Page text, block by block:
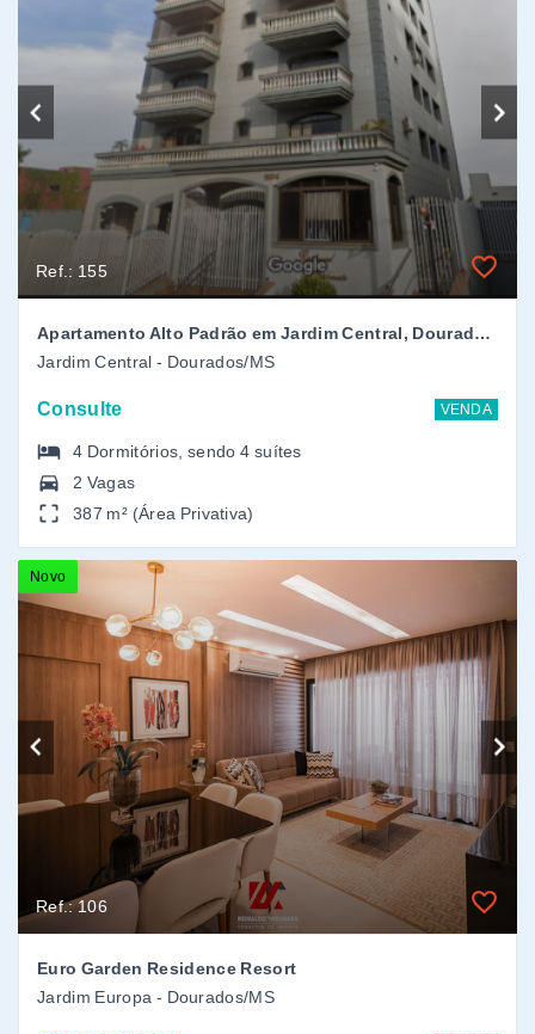
Jardim Central - Dourados/MS
VENDA
Dormitórios, sendo 4 suítes
2 Vagas
387 m² (Área Privativa)
Ref.: 106
Euro Garden Residence Resort
Jardim Europa - Dourados/MS
R$1.200.000,00 VENDA
3 Dormitórios, sendo
suítes
3 Vagas
117 m² (Área Privativa)